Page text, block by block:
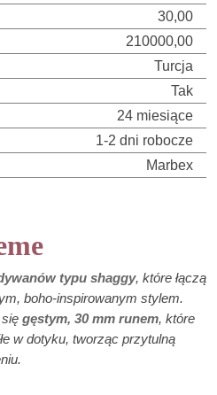
30,00
210000,00
Turcja
Tak
24 miesiące
1-2 dni robocze
Marbex
typu shaggy, które łączą
boho-inspirowanym stylem.
sięgęstym, 30 mm runem, które
w dotyku, tworząc przytulną